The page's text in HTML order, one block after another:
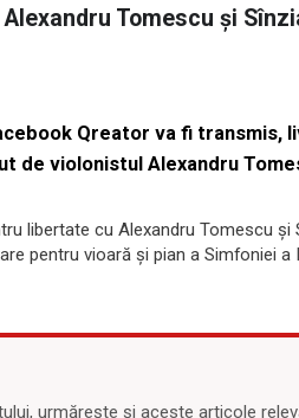
Tomescu și
Qreator va fi transmis,
de violonistul Alexandru
libertate cu Alexandru Tomescu și
pentru vioară și pian a Simfoniei a
urmărește și aceste articole